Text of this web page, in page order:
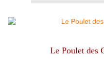
Le Poulet des